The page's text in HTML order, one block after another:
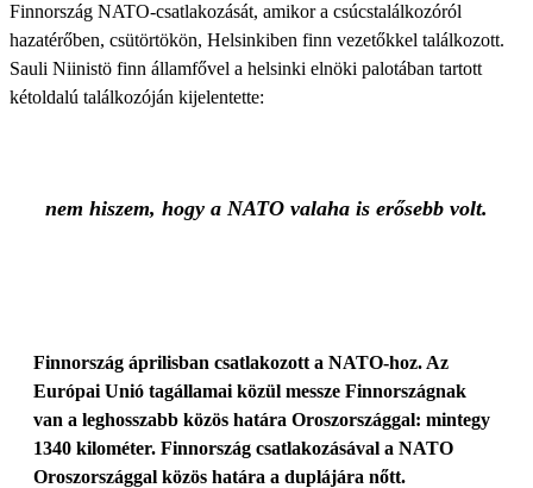
Finnország NATO-csatlakozását, amikor a csúcstalálkozóról
hazatérőben, csütörtökön, Helsinkiben finn vezetőkkel találkozott.
Sauli Niinistö finn államfővel a helsinki elnöki palotában tartott
kétoldalú találkozóján kijelentette:
nem hiszem, hogy a NATO valaha is erősebb volt.
Finnország áprilisban csatlakozott a NATO-hoz. Az
Európai Unió tagállamai közül messze Finnországnak
van a leghosszabb közös határa Oroszországgal: mintegy
1340 kilométer. Finnország csatlakozásával a NATO
Oroszországgal közös határa a duplájára nőtt.